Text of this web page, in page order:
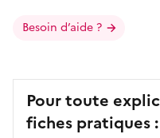
Besoin d’aide ?
Pour toute
fiches pratiques :